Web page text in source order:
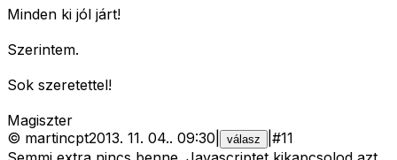
Minden ki jól járt!
Szerintem.
Sok szeretettel!
Magiszter
© martincpt2013. 11. 04.. 09:30 válasz #11